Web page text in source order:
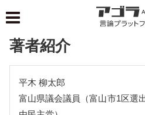
著者紹介
平木 柳太郎
富山県議会議員（富山市1区選